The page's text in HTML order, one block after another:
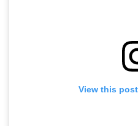
View this